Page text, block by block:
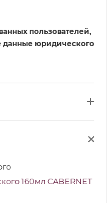
пользователей,
данные юридического
160мл CABERNET